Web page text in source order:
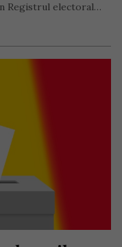
Registrul electoral…